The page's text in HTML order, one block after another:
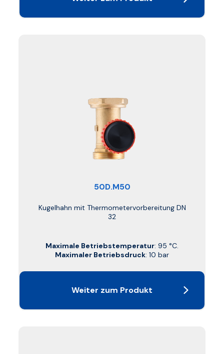
50D.M50
Kugelhahn mit Thermometervorbereitung DN
32
Maximale Betriebstemperatur: 95 °C.
Maximaler Betriebsdruck: 10 bar
Weiter zum Produkt